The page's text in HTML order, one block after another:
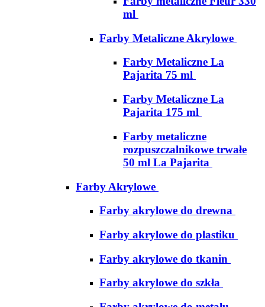
ml
Farby Metaliczne Akrylowe
Farby Metaliczne La
Pajarita 75 ml
Farby Metaliczne La
Pajarita 175 ml
Farby metaliczne
rozpuszczalnikowe trwałe
50 ml La Pajarita
Farby Akrylowe
Farby akrylowe do drewna
Farby akrylowe do plastiku
Farby akrylowe do tkanin
Farby akrylowe do szkła